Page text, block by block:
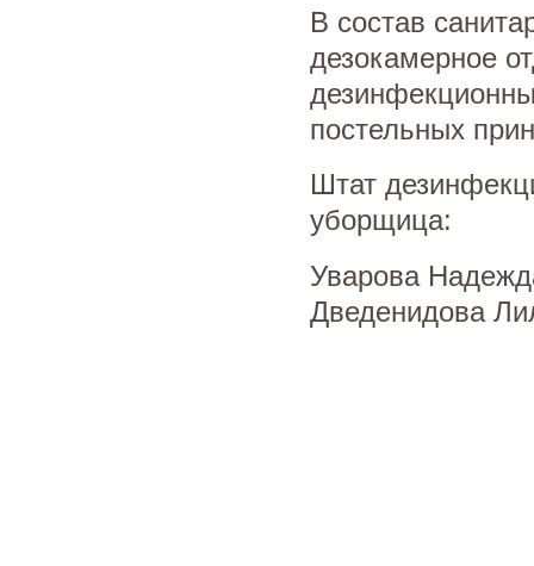
В состав
дезокамерное
постельных
Штат
уборщица:
Уварова
Дведенидова